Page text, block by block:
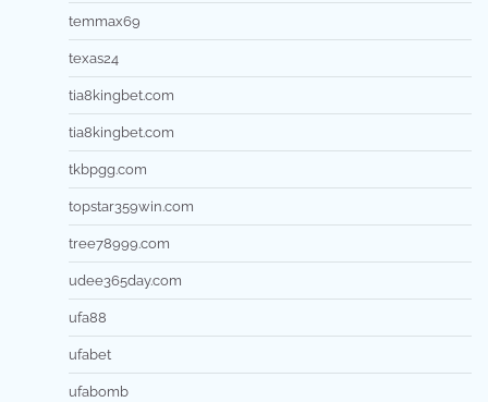
temmax69
texas24
tia8kingbet.com
tia8kingbet.com
tkbpgg.com
topstar359win.com
tree78999.com
udee365day.com
ufa88
ufabet
ufabomb